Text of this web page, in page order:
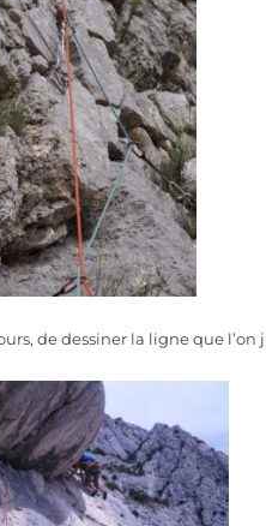
de dessiner la ligne que